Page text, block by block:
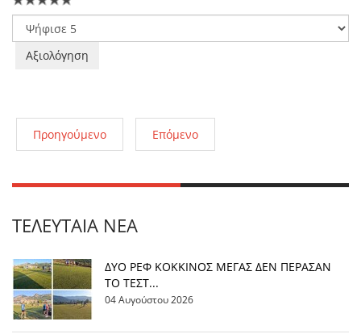
Παρακαλώ
αξιολογήστε
Προηγούμενο Επόμενο
ΤΕΛΕΥΤΑΊΑ ΝΈΑ
ΔΥΟ ΡΕΦ ΚΟΚΚΙΝΟΣ ΜΕΓΑΣ ΔΕΝ ΠΕΡΑΣΑΝ
ΤΟ ΤΕΣΤ...
04 Αυγούστου 2026